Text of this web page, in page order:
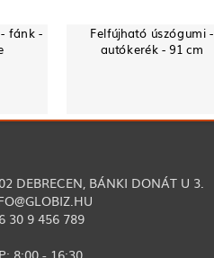
fánk -
Felfújható úszógumi -
autókerék - 91 cm
DEBRECEN, BÁNKI DONÁT U 3.
30 9 456 789
8:00 - 16:30